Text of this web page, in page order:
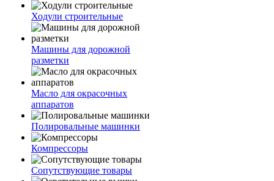
Ходули строительные
Машины для дорожной
разметки
Масло для окрасочных
аппаратов
Полировальные машинки
Компрессоры
Сопутствующие товары